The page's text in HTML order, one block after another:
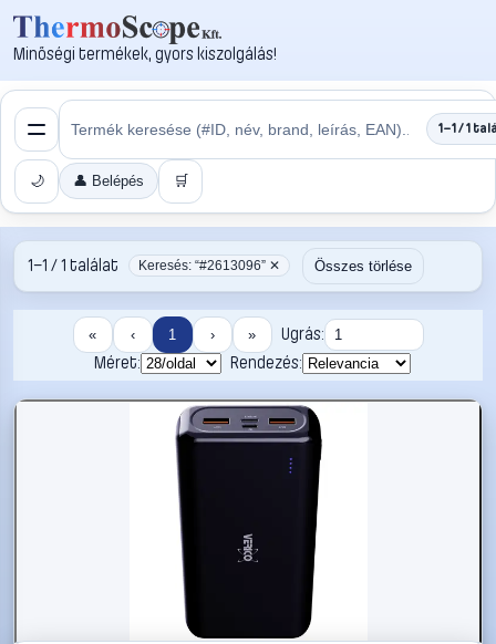
Minőségi termékek, gyors kiszolgálás!
1–1 / 1
🌙 👤 Belépés 🛒
1–1 / 1 találat Keresés: “#2613096” ✕ Összes törlése
« ‹ 1 › »
Ugrás:
Méret:
Rendezés: